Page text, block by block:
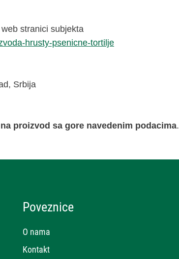
stranici subjekta
hrusty-psenicne-tortilje
Srbija
proizvod sa gore navedenim podacima.
Poveznice
O nama
Kontakt